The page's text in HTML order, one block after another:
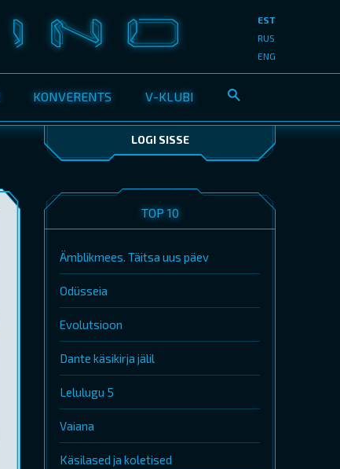
KONVERENTS V-KLUBI
EST
RUS
ENG
LOGI SISSE
TOP 10
Ämblikmees. Täitsa uus päev
Odüsseia
Evolutsioon
Dante käsikirja jälil
Lelulugu 5
Vaiana
Käsilased ja koletised